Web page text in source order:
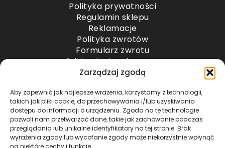
Zarządzaj zgodą
Aby zapewnić jak najlepsze wrażenia, korzystamy z technologii,
takich jak pliki cookie, do przechowywania i/lub uzyskiwania
dostępu do informacji o urządzeniu. Zgoda na te technologie
pozwoli nam przetwarzać dane, takie jak zachowanie podczas
przeglądania lub unikalne identyfikatory na tej stronie. Brak
wyrażenia zgody lub wycofanie zgody może niekorzystnie wpłynąć
na niektóre cechy i funkcje.
Polityka prywatności
Regulamin sklepu
Reklamacje
Polityka zwrotów
Formularz zwrotu
Odstąpienie od umowy
Odstąpienie od umowy – przesyłki paletowe
METODY PŁATNOŚCI